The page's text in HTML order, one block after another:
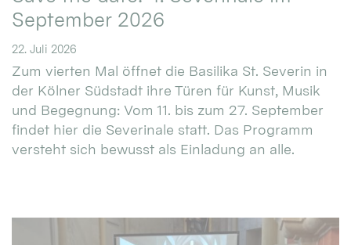
September 2026
22. Juli 2026
Zum vierten Mal öffnet die Basilika St. Severin in
der Kölner Südstadt ihre Türen für Kunst, Musik
und Begegnung: Vom 11. bis zum 27. September
findet hier die Severinale statt. Das Programm
versteht sich bewusst als Einladung an alle.